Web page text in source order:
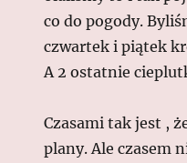
co do pogody.
czwartek i piątek
A 2 ostatnie
Czasami tak jest ,
plany. Ale czasem